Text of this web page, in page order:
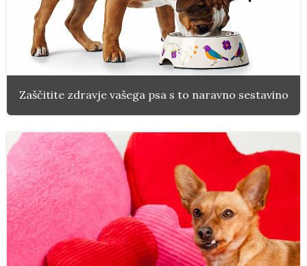
Zaščitite zdravje vašega psa s to naravno sestavino